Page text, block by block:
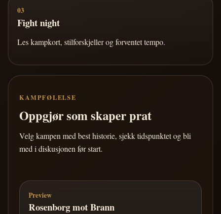
03
Fight night
Les kampkort, stilforskjeller og forventet tempo.
KAMPFØLELSE
Oppgjør som skaper prat
Velg kampen med best historie, sjekk tidspunktet og bli
med i diskusjonen før start.
Preview
Rosenborg mot Brann